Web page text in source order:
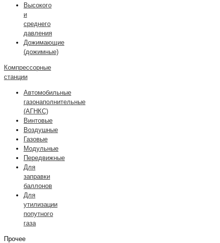
Высокого
и
среднего
давления
Дожимающие
(дожимные)
Компрессорные
станции
Автомобильные
газонаполнительные
(АГНКС)
Винтовые
Воздушные
Газовые
Модульные
Передвижные
Для
заправки
баллонов
Для
утилизации
попутного
газа
Прочее